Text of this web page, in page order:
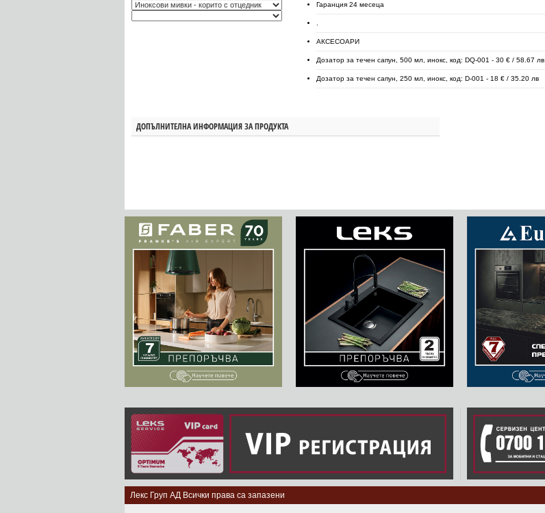
Гаранция 24 месеца
АКСЕСОАРИ
Дозатор за течен сапун, 500 мл, инокс, код: DQ-001 - 30 € / 58.67 лв
Дозатор за течен сапун, 250 мл, инокс, код: D-001 - 18 € / 35.20 лв
ДОПЪЛНИТЕЛНА ИНФОРМАЦИЯ ЗА ПРОДУКТА
Лекс Груп АД Всички права са запазени